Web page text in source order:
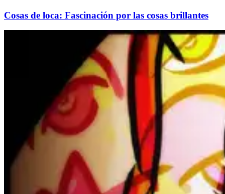
Cosas de loca: Fascinación por las cosas brillantes